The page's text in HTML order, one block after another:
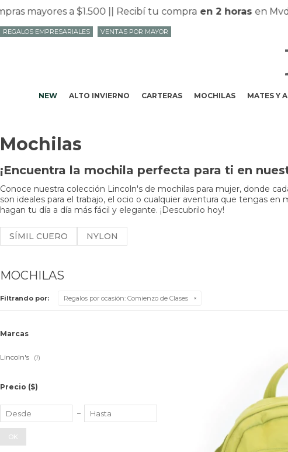
mayores a $1.500 || Recibí tu compraen 2 horasen Mvd con
NEW ALTO INVIERNO CARTERAS MOCHILAS MATES Y
REGALOS EMPRESARIALES VENTAS POR MAYOR
Mochilas
¡Encuentra la mochila perfecta para ti en
Conoce nuestra colección Lincoln's de mochilas para mujer, donde
son ideales para el trabajo, el ocio o cualquier aventura que tengas
hagan tu día a día más fácil y elegante. ¡Descubrilo hoy!
SÍMIL CUERO NYLON
MOCHILAS
Filtrando por: Regalos por ocasión: Comienzo de Clases
Marcas
Lincoln's (7)
Precio ($)
OK